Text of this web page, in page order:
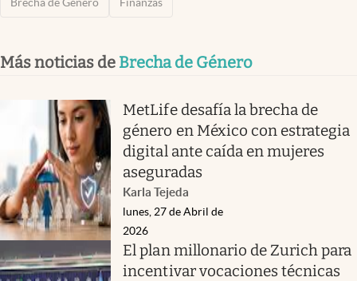
Más noticias de Brecha de Género
MetLife desafía la brecha de
género en México con estrategia
digital ante caída en mujeres
aseguradas
Karla Tejeda
lunes, 27 de Abril de
2026
El plan millonario de Zurich para
incentivar vocaciones técnicas